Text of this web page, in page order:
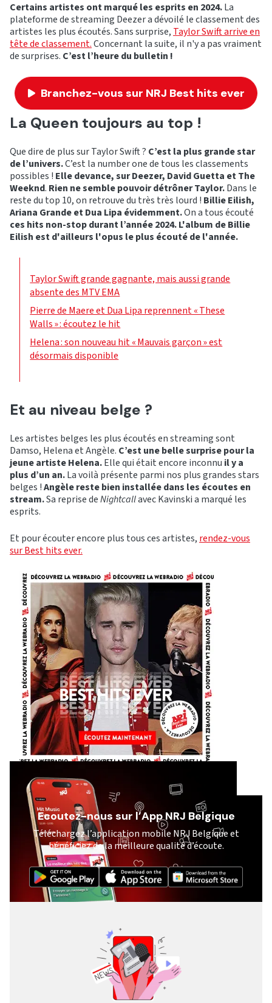
Certains artistes ont marqué les esprits en 2024.La
plateforme de streaming Deezer a dévoilé le classement des
artistes les plus écoutés. Sans surprise, Taylor Swift arrive en
tête de classement.Concernant la suite, il n'y a pas vraiment
de surprises. C’est l’heure du bulletin !
Branchez-vous sur NRJ Best hits ever
La Queen toujours au top !
Que dire de plus sur Taylor Swift ? C’est la plus grande star
de l’univers.C’est la number one de tous les classements
possibles ! Elle devance, sur Deezer, David Guetta et The
Weeknd. Rien ne semble pouvoir détrôner Taylor.Dans le
reste du top 10, on retrouve du très très lourd ! Billie Eilish,
Ariana Grande et Dua Lipa évidemment.On a tous écouté
ces hits non-stop durant l’année 2024. L'album de Billie
Eilish est d'ailleurs l'opus le plus écouté de l'année.
Taylor Swift grande gagnante, mais aussi grande
absente des MTV EMA
Pierre de Maere et Dua Lipa reprennent « These
Walls » : écoutez le hit
Helena : son nouveau hit « Mauvais garçon » est
désormais disponible
Et au niveau belge ?
Les artistes belges les plus écoutés en streaming sont
Damso, Helena et Angèle. C’est une belle surprise pour la
jeune artiste Helena.Elle qui était encore inconnu il y a
plus d’un an.La voilà présente parmi nos plus grandes stars
belges !Angèle reste bien installée dans les écoutes en
stream.Sa reprise deNightcallavec Kavinski a marqué les
esprits.
Et pour écouter encore plus tous ces artistes, rendez-vous
sur Best hits ever.
Ecoutez-nous sur l’App NRJ Belgique
Téléchargez l’application mobile NRJ Belgique et
bénéficiez de la meilleure qualité d’écoute.